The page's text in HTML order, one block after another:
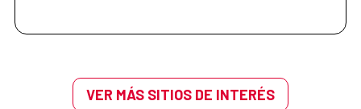
VER MÁS SITIOS DE INTERÉS